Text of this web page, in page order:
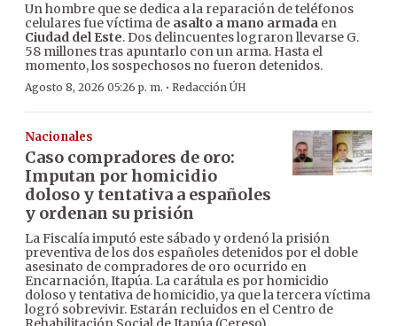
Un hombre que se dedica a la reparación de teléfonos
celulares fue víctima de asalto a mano armada en
Ciudad del Este. Dos delincuentes lograron llevarse G.
58 millones tras apuntarlo con un arma. Hasta el
momento, los sospechosos no fueron detenidos.
Agosto 8, 2026 05:26 p. m. · Redacción ÚH
Nacionales
Caso compradores de oro:
Imputan por homicidio
doloso y tentativa a españoles
y ordenan su prisión
La Fiscalía imputó este sábado y ordenó la prisión
preventiva de los dos españoles detenidos por el doble
asesinato de compradores de oro ocurrido en
Encarnación, Itapúa. La carátula es por homicidio
doloso y tentativa de homicidio, ya que la tercera víctima
logró sobrevivir. Estarán recluidos en el Centro de